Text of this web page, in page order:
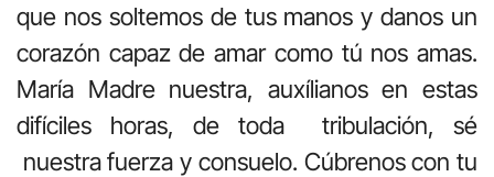
que nos soltemos de tus manos y danos un
corazón capaz de amar como tú nos amas.
María Madre nuestra, auxílianos en estas
difíciles horas, de toda tribulación, sé
nuestra fuerza y consuelo. Cúbrenos con tu